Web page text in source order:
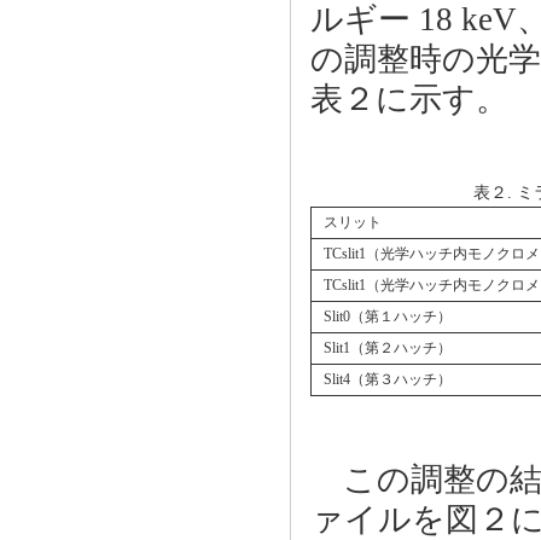
ルギー 18 keV
の調整時の光
表２に示す。
表２. ミ
スリット
TCslit1（光学ハッチ内モノクロ
TCslit1（光学ハッチ内モノクロ
Slit0（第１ハッチ）
Slit1（第２ハッチ）
Slit4（第３ハッチ）
この調整の
ァイルを図２